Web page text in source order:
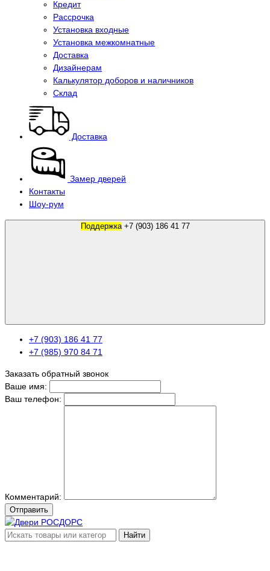
Кредит
Рассрочка
Установка входные
Установка межкомнатные
Доставка
Дизайнерам
Калькулятор доборов и наличников
Склад
Доставка
Замер дверей
Контакты
Шоу-рум
Поддержка +7 (903) 186 41 77
+7 (903) 186 41 77
+7 (985) 970 84 71
Заказать обратный звонок
Ваше имя:
Ваш телефон:
Комментарий:
Отправить
Найти